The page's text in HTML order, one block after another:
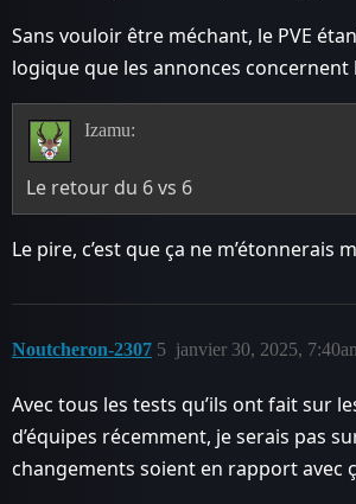
Sans vouloir être méchant, le PVE
logique que les annonces concernent
Izamu:
Le retour du 6 vs 6
Le pire, c’est que ça ne m’étonnerais
Noutcheron-2307 janvier 30, 2025,
5
Avec tous les tests qu’ils ont fait sur
d’équipes récemment, je serais pas
changements soient en rapport avec